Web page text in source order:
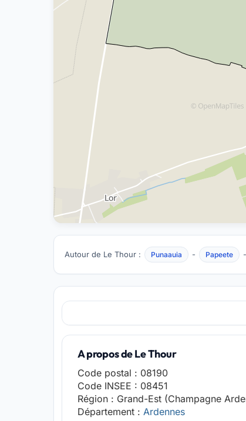
Autour de Le Thour : Punaauia - Papeete -
A propos de Le Thour
Code postal : 08190
Code INSEE : 08451
Région : Grand-Est (Champagne
Département :Ardennes